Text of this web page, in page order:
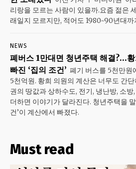
리랑을 모르는 사람이 있을까.요즘 젊은
래일지 모르지만, 적어도 1980~90년대까
NEWS
폐버스 1만대면 청년주택 해결?…
빠진 ‘집의 조건’ 폐기 버스를 5천만원
5천억원. 황희 의원의 계산은 너무도 간단
권의 땅값과 상하수도, 전기, 냉난방, 소
더하면 이야기가 달라진다. 청년주택을
건’이 계산에서 빠졌다.
Must read